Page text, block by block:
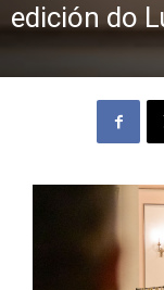
edición do